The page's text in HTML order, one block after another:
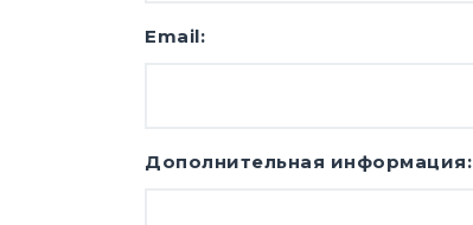
Email:
Дополнительная информация: